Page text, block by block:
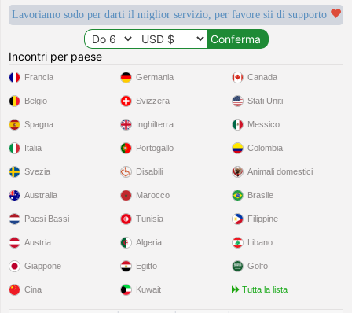
Lavoriamo sodo per darti il miglior servizio, per favore sii di supporto
Incontri per paese
Francia
Belgio
Spagna
Italia
Svezia
Germania
Svizzera
Inghilterra
Portogallo
Disabili
Canada
Stati Uniti
Messico
Colombia
Animali domestici
Australia
Paesi Bassi
Austria
Giappone
Cina
Marocco
Tunisia
Algeria
Egitto
Kuwait
Brasile
Filippine
Libano
Golfo
Tutta la lista